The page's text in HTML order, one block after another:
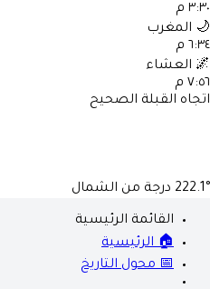
٣:٣٠ م
🌙 المغرب
٦:٣٤ م
🌌 العشاء
٧:٥٦ م
اتجاه القبلة الصحيح
222.1° درجة من الشمال
القائمة الرئيسية
🏠 الرئيسية
📅 محول التاريخ